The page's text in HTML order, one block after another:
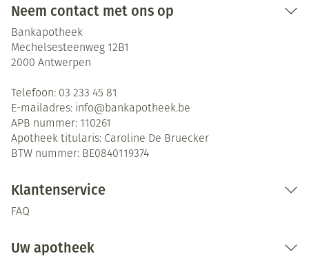
Neem contact met ons op
Bankapotheek
Mechelsesteenweg 12B1
2000 Antwerpen
Telefoon: 03 233 45 81
E-mailadres: info@bankapotheek.be
APB nummer: 110261
Apotheek titularis: Caroline De Bruecker
BTW nummer: BE0840119374
Klantenservice
FAQ
Uw apotheek